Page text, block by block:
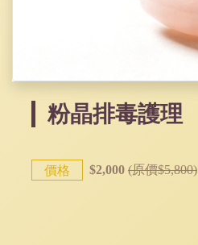
粉晶排毒護理
價格 $2,000 (原價$5,800)